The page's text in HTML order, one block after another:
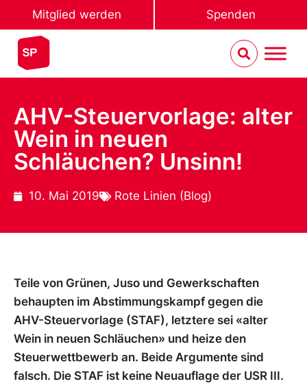
Mitglied werden Spenden
AHV-Steuervorlage: alter
Wein in neuen
Schläuchen? Unsinn!
10. Mai 2019 Rote Linien (Blog)
Teile von Grünen, Juso und Gewerkschaften
behaupten im Abstimmungskampf gegen die
AHV-Steuervorlage (STAF), letztere sei «alter
Wein in neuen Schläuchen» und heize den
Steuerwettbewerb an. Beide Argumente sind
falsch. Die STAF ist keine Neuauflage der USR III.